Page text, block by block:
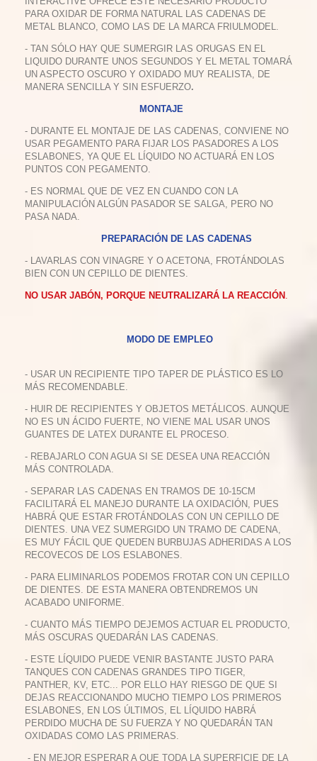
PARA OXIDAR DE FORMA NATURAL LAS CADENAS DE
METAL BLANCO, COMO LAS DE LA MARCA FRIULMODEL.
- TAN SÓLO HAY QUE SUMERGIR LAS ORUGAS EN EL
LIQUIDO DURANTE UNOS SEGUNDOS Y EL METAL TOMARÁ
UN ASPECTO OSCURO Y OXIDADO MUY REALISTA, DE
MANERA SENCILLA Y SIN ESFUERZO.
MONTAJE
- DURANTE EL MONTAJE DE LAS CADENAS, CONVIENE NO
USAR PEGAMENTO PARA FIJAR LOS PASADORES A LOS
ESLABONES, YA QUE EL LÍQUIDO NO ACTUARÁ EN LOS
PUNTOS CON PEGAMENTO.
- ES NORMAL QUE DE VEZ EN CUANDO CON LA
MANIPULACIÓN ALGÚN PASADOR SE SALGA, PERO NO
PASA NADA.
PREPARACIÓN DE LAS CADENAS
- LAVARLAS CON VINAGRE Y O ACETONA, FROTÁNDOLAS
BIEN CON UN CEPILLO DE DIENTES.
NO USAR JABÓN, PORQUE NEUTRALIZARÁ LA REACCIÓN .
MODO DE EMPLEO
- USAR UN RECIPIENTE TIPO TAPER DE PLÁSTICO ES LO
MÁS RECOMENDABLE.
- HUIR DE RECIPIENTES Y OBJETOS METÁLICOS. AUNQUE
NO ES UN ÁCIDO FUERTE, NO VIENE MAL USAR UNOS
GUANTES DE LATEX DURANTE EL PROCESO.
- REBAJARLO CON AGUA SI SE DESEA UNA REACCIÓN
MÁS CONTROLADA.
- SEPARAR LAS CADENAS EN TRAMOS DE 10-15CM
FACILITARÁ EL MANEJO DURANTE LA OXIDACIÓN, PUES
HABRÁ QUE ESTAR FROTÁNDOLAS CON UN CEPILLO DE
DIENTES. UNA VEZ SUMERGIDO UN TRAMO DE CADENA,
ES MUY FÁCIL QUE QUEDEN BURBUJAS ADHERIDAS A LOS
RECOVECOS DE LOS ESLABONES.
- PARA ELIMINARLOS PODEMOS FROTAR CON UN CEPILLO
DE DIENTES. DE ESTA MANERA OBTENDREMOS UN
ACABADO UNIFORME.
- CUANTO MÁS TIEMPO DEJEMOS ACTUAR EL PRODUCTO,
MÁS OSCURAS QUEDARÁN LAS CADENAS.
- ESTE LÍQUIDO PUEDE VENIR BASTANTE JUSTO PARA
TANQUES CON CADENAS GRANDES TIPO TIGER,
PANTHER, KV, ETC... POR ELLO HAY RIESGO DE QUE SI
DEJAS REACCIONANDO MUCHO TIEMPO LOS PRIMEROS
ESLABONES, EN LOS ÚLTIMOS, EL LÍQUIDO HABRÁ
PERDIDO MUCHA DE SU FUERZA Y NO QUEDARÁN TAN
OXIDADAS COMO LAS PRIMERAS.
- EN MEJOR ESPERAR A QUE TODA LA SUPERFICIE DE LA